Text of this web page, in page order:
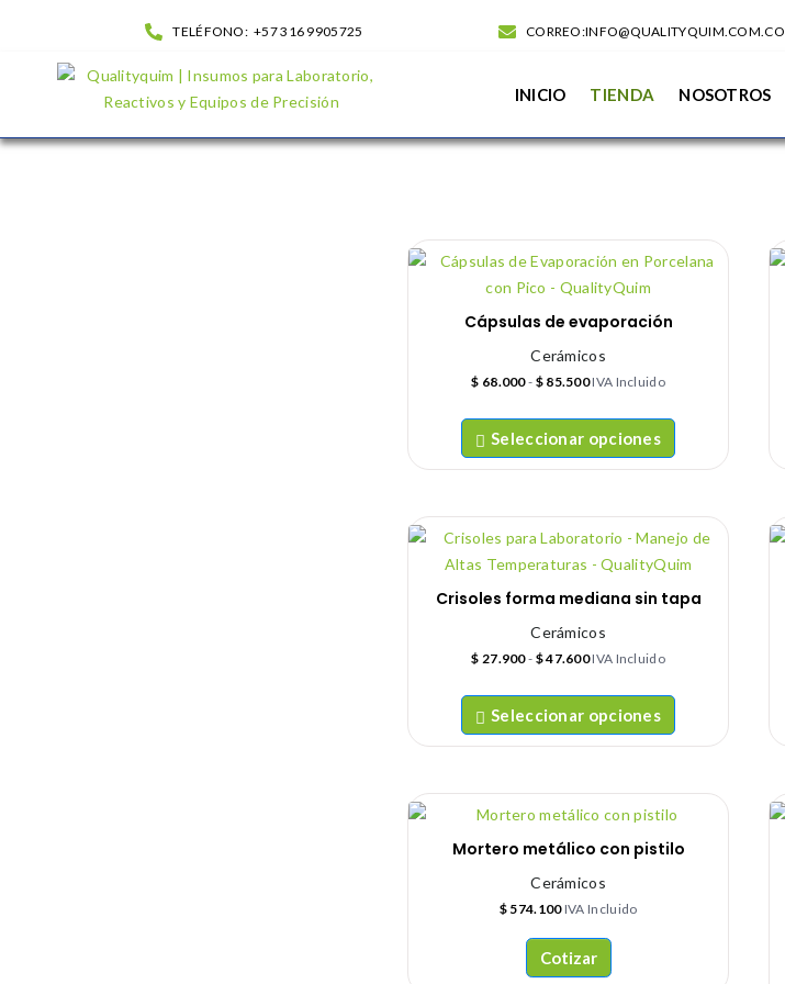
TELÉFONO: +57 316 9905725 CORREO:INFO@QUALITYQUIM.COM.CO
INICIO TIENDA NOSOTROS
Cápsulas de evaporación
Cerámicos
$ 68.000- $85.500IVA Incluido
Seleccionar opciones
Crisoles forma mediana sin tapa
Cerámicos
$ 27.900- $47.600IVA Incluido
Seleccionar opciones
Mortero metálico con pistilo
Cerámicos
$ 574.100IVA Incluido
Cotizar